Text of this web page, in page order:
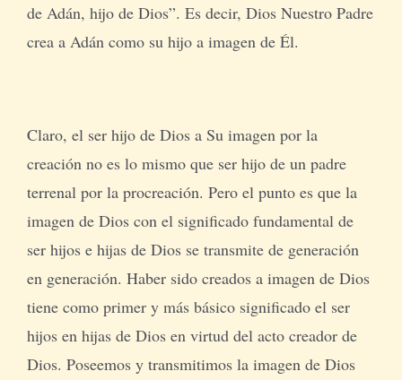
de Adán, hijo de Dios”. Es decir, Dios Nuestro Padre
crea a Adán como su hijo a imagen de Él.
Claro, el ser hijo de Dios a Su imagen por la
creación no es lo mismo que ser hijo de un padre
terrenal por la procreación. Pero el punto es que la
imagen de Dios con el significado fundamental de
ser hijos e hijas de Dios se transmite de generación
en generación. Haber sido creados a imagen de Dios
tiene como primer y más básico significado el ser
hijos en hijas de Dios en virtud del acto creador de
Dios. Poseemos y transmitimos la imagen de Dios